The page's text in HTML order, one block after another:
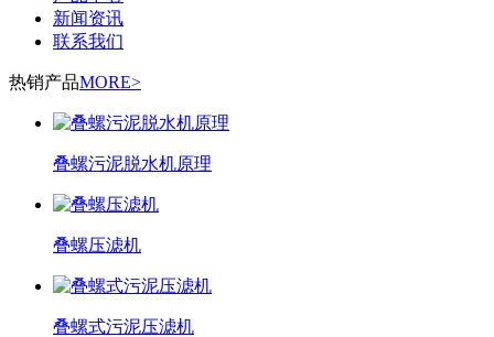
新闻资讯
联系我们
热销产品MORE>
叠螺污泥脱水机原理
叠螺压滤机
叠螺式污泥压滤机